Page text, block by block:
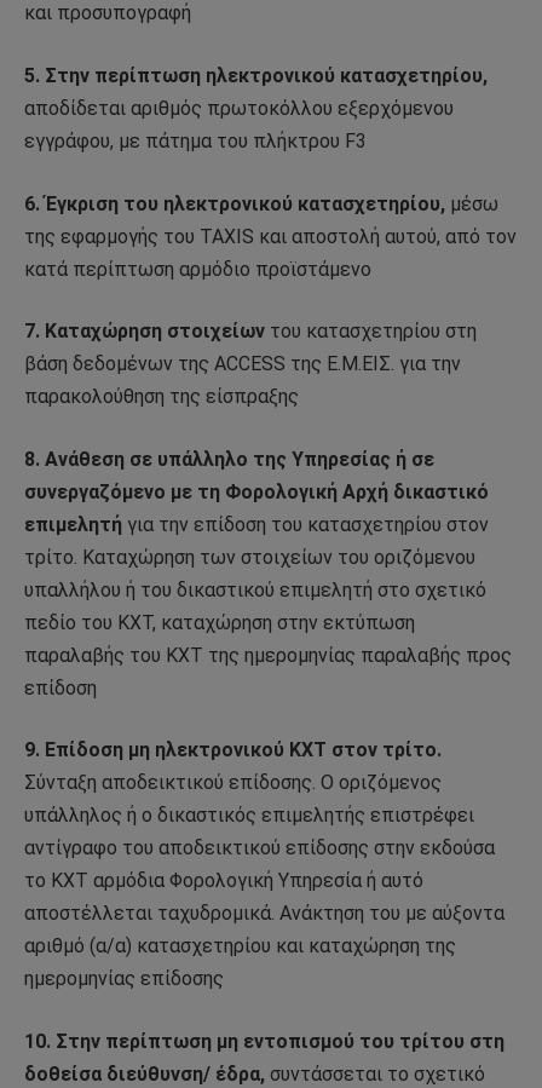
και προσυπογραφή
5. Στην περίπτωση ηλεκτρονικού κατασχετηρίου,
αποδίδεται αριθμός πρωτοκόλλου εξερχόμενου
εγγράφου, με πάτημα του πλήκτρου F3
6. Έγκριση του ηλεκτρονικού κατασχετηρίου, μέσω
της εφαρμογής του TAXIS και αποστολή αυτού, από τον
κατά περίπτωση αρμόδιο προϊστάμενο
7. Καταχώρηση στοιχείων του κατασχετηρίου στη
βάση δεδομένων της ACCESS της Ε.Μ.ΕΙΣ. για την
παρακολούθηση της είσπραξης
8. Ανάθεση σε υπάλληλο της Υπηρεσίας ή σε
συνεργαζόμενο με τη Φορολογική Αρχή δικαστικό
επιμελητή για την επίδοση του κατασχετηρίου στον
τρίτο. Καταχώρηση των στοιχείων του οριζόμενου
υπαλλήλου ή του δικαστικού επιμελητή στο σχετικό
πεδίο του ΚΧΤ, καταχώρηση στην εκτύπωση
παραλαβής του ΚΧΤ της ημερομηνίας παραλαβής προς
επίδοση
9. Επίδοση μη ηλεκτρονικού ΚΧΤ στον τρίτο.
Σύνταξη αποδεικτικού επίδοσης. Ο οριζόμενος
υπάλληλος ή ο δικαστικός επιμελητής επιστρέφει
αντίγραφο του αποδεικτικού επίδοσης στην εκδούσα
το ΚΧΤ αρμόδια Φορολογική Υπηρεσία ή αυτό
αποστέλλεται ταχυδρομικά. Ανάκτηση του με αύξοντα
αριθμό (α/α) κατασχετηρίου και καταχώρηση της
ημερομηνίας επίδοσης
10. Στην περίπτωση μη εντοπισμού του τρίτου στη
δοθείσα διεύθυνση/ έδρα, συντάσσεται το σχετικό